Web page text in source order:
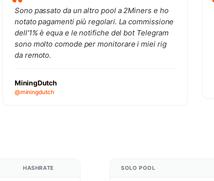
Sono passato da un altro pool a 2Miners e ho
notato pagamenti più regolari. La commissione
dell'1% è equa e le notifiche del bot Telegram
sono molto comode per monitorare i miei rig
da remoto.
MiningDutch
@miningdutch
HASHRATE SOLO POOL